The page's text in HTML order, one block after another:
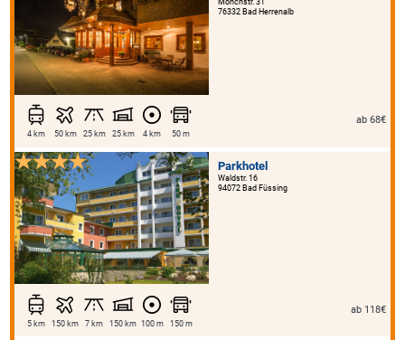
76332 Bad Herrenalb
4 km 50 km 25 km 25 km 4 km 50 m
ab 68€
Parkhotel
Waldstr. 16
94072 Bad Füssing
5 km 150 km 7 km 150 km 100 m 150 m
ab 118€